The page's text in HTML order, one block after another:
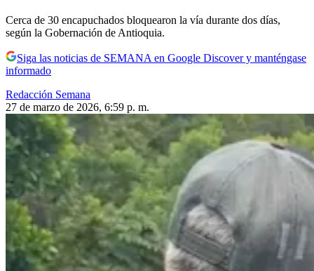
Cerca de 30 encapuchados bloquearon la vía durante dos días,
según la Gobernación de Antioquia.
Siga las noticias de SEMANA en Google Discover y manténgase
informado
Redacción Semana
27 de marzo de 2026, 6:59 p. m.